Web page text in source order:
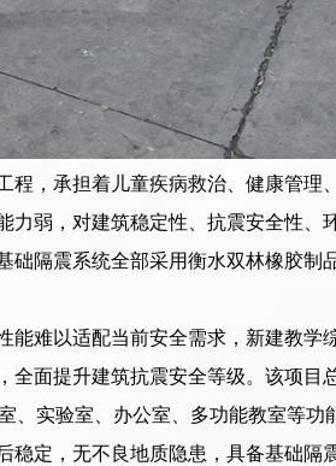
，承担着儿童疾病救治、健康管理
弱，对建筑稳定性、抗震安全性、
隔震系统全部采用衡水双林橡胶制
难以适配当前安全需求，新建教学
面提升建筑抗震安全等级。该项目
、实验室、办公室、多功能教室等功
定，无不良地质隐患，具备基础隔